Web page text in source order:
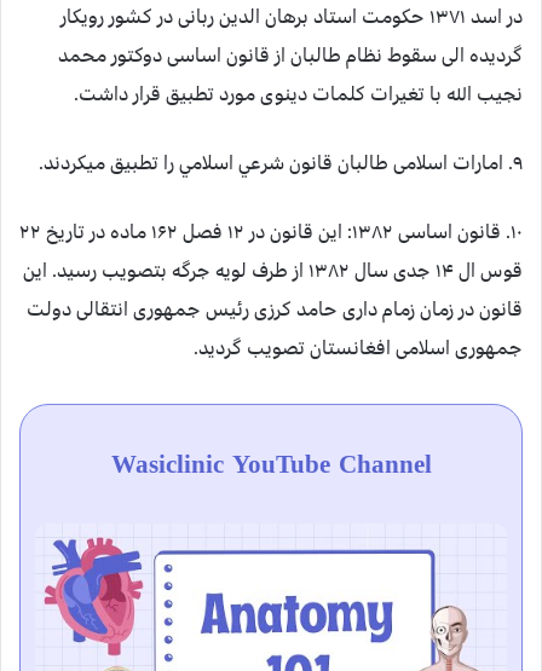
در اسد ۱۳۷۱ حکومت استاد برهان الدین ربانی در کشور رویکار
گردیده الی سقوط نظام طالبان از قانون اساسی دوکتور محمد
نجیب الله با تغیرات کلمات دینوی مورد تطبیق قرار داشت.
۹. امارات اسلامی طالبان قانون شرعي اسلامي را تطبیق میکردند.
۱۰. قانون اساسی ۱۳۸۲: این قانون در ۱۲ فصل ۱۶۲ ماده در تاریخ ۲۲
قوس ال ۱۴ جدی سال ۱۳۸۲ از طرف لویه جرگه بتصویب رسید. این
قانون در زمان زمام داری حامد کرزی رئیس جمهوری انتقالی دولت
جمهوری اسلامی افغانستان تصویب گردید.
Wasiclinic YouTube Channel